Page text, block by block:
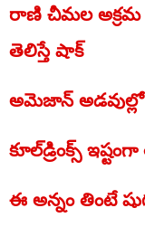
రాణి చీమల
తెలిస్తే షాక్
అమెజాన్‌
కూల్‌డ్రింక్స్‌
ఈ అన్నం తింటే